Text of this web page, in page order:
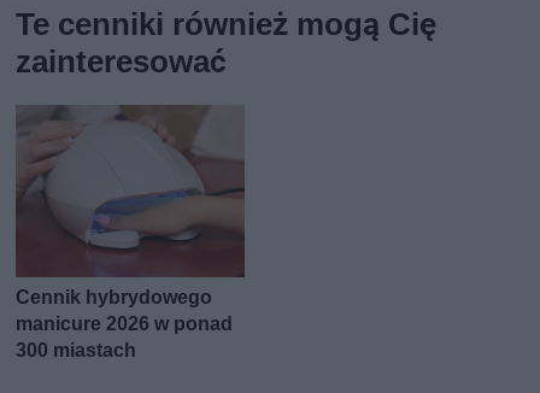
Te cenniki również mogą Cię
zainteresować
Cennik hybrydowego
manicure 2026 w ponad
300 miastach